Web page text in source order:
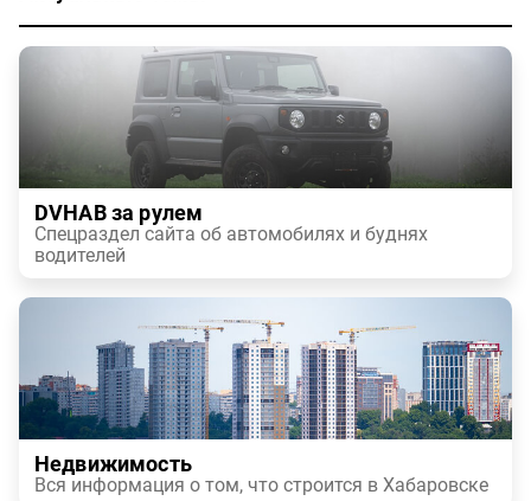
DVHAB за рулем
Спецраздел сайта об автомобилях и буднях
водителей
Недвижимость
Вся информация о том, что строится в Хабаровске